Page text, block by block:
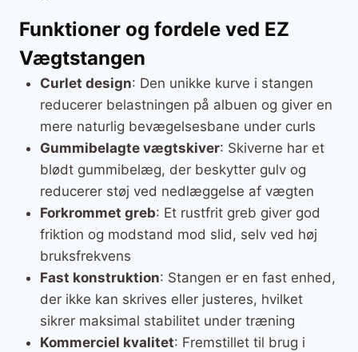
Funktioner og fordele ved EZ
Vægtstangen
Curlet design: Den unikke kurve i stangen
reducerer belastningen på albuen og giver en
mere naturlig bevægelsesbane under curls
Gummibelagte vægtskiver: Skiverne har et
blødt gummibelæg, der beskytter gulv og
reducerer støj ved nedlæggelse af vægten
Forkrommet greb: Et rustfrit greb giver god
friktion og modstand mod slid, selv ved høj
bruksfrekvens
Fast konstruktion: Stangen er en fast enhed,
der ikke kan skrives eller justeres, hvilket
sikrer maksimal stabilitet under træning
Kommerciel kvalitet: Fremstillet til brug i